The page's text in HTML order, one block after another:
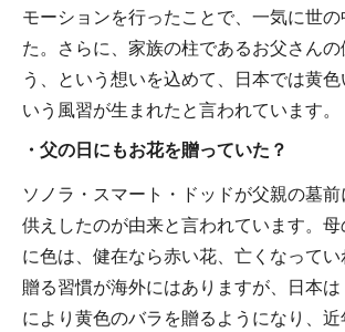
モーションを行ったことで、一気に世
た。さらに、家族の柱であるお父さん
う、という想いを込めて、日本では黄
いう風習が生まれたと言われています。
・父の日にもお花を贈っていた？
ソノラ・スマート・ドッドが父親の墓
供えしたのが由来と言われています。母
に色は、健在なら赤い花、亡くなって
贈る習慣が海外にはありますが、日本は
により黄色のバラを贈るようになり、